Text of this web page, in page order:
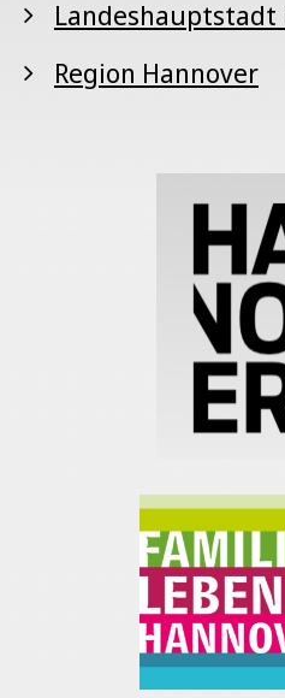
Landeshauptstadt
Region Hannover